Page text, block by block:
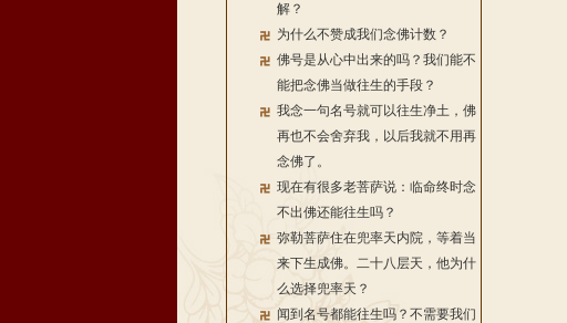
解？
为什么不赞成我们念佛计数？
佛号是从心中出来的吗？我们能不
能把念佛当做往生的手段？
我念一句名号就可以往生净土，佛
再也不会舍弃我，以后我就不用再
念佛了。
现在有很多老菩萨说：临命终时念
不出佛还能往生吗？
弥勒菩萨住在兜率天内院，等着当
来下生成佛。二十八层天，他为什
么选择兜率天？
闻到名号都能往生吗？不需要我们